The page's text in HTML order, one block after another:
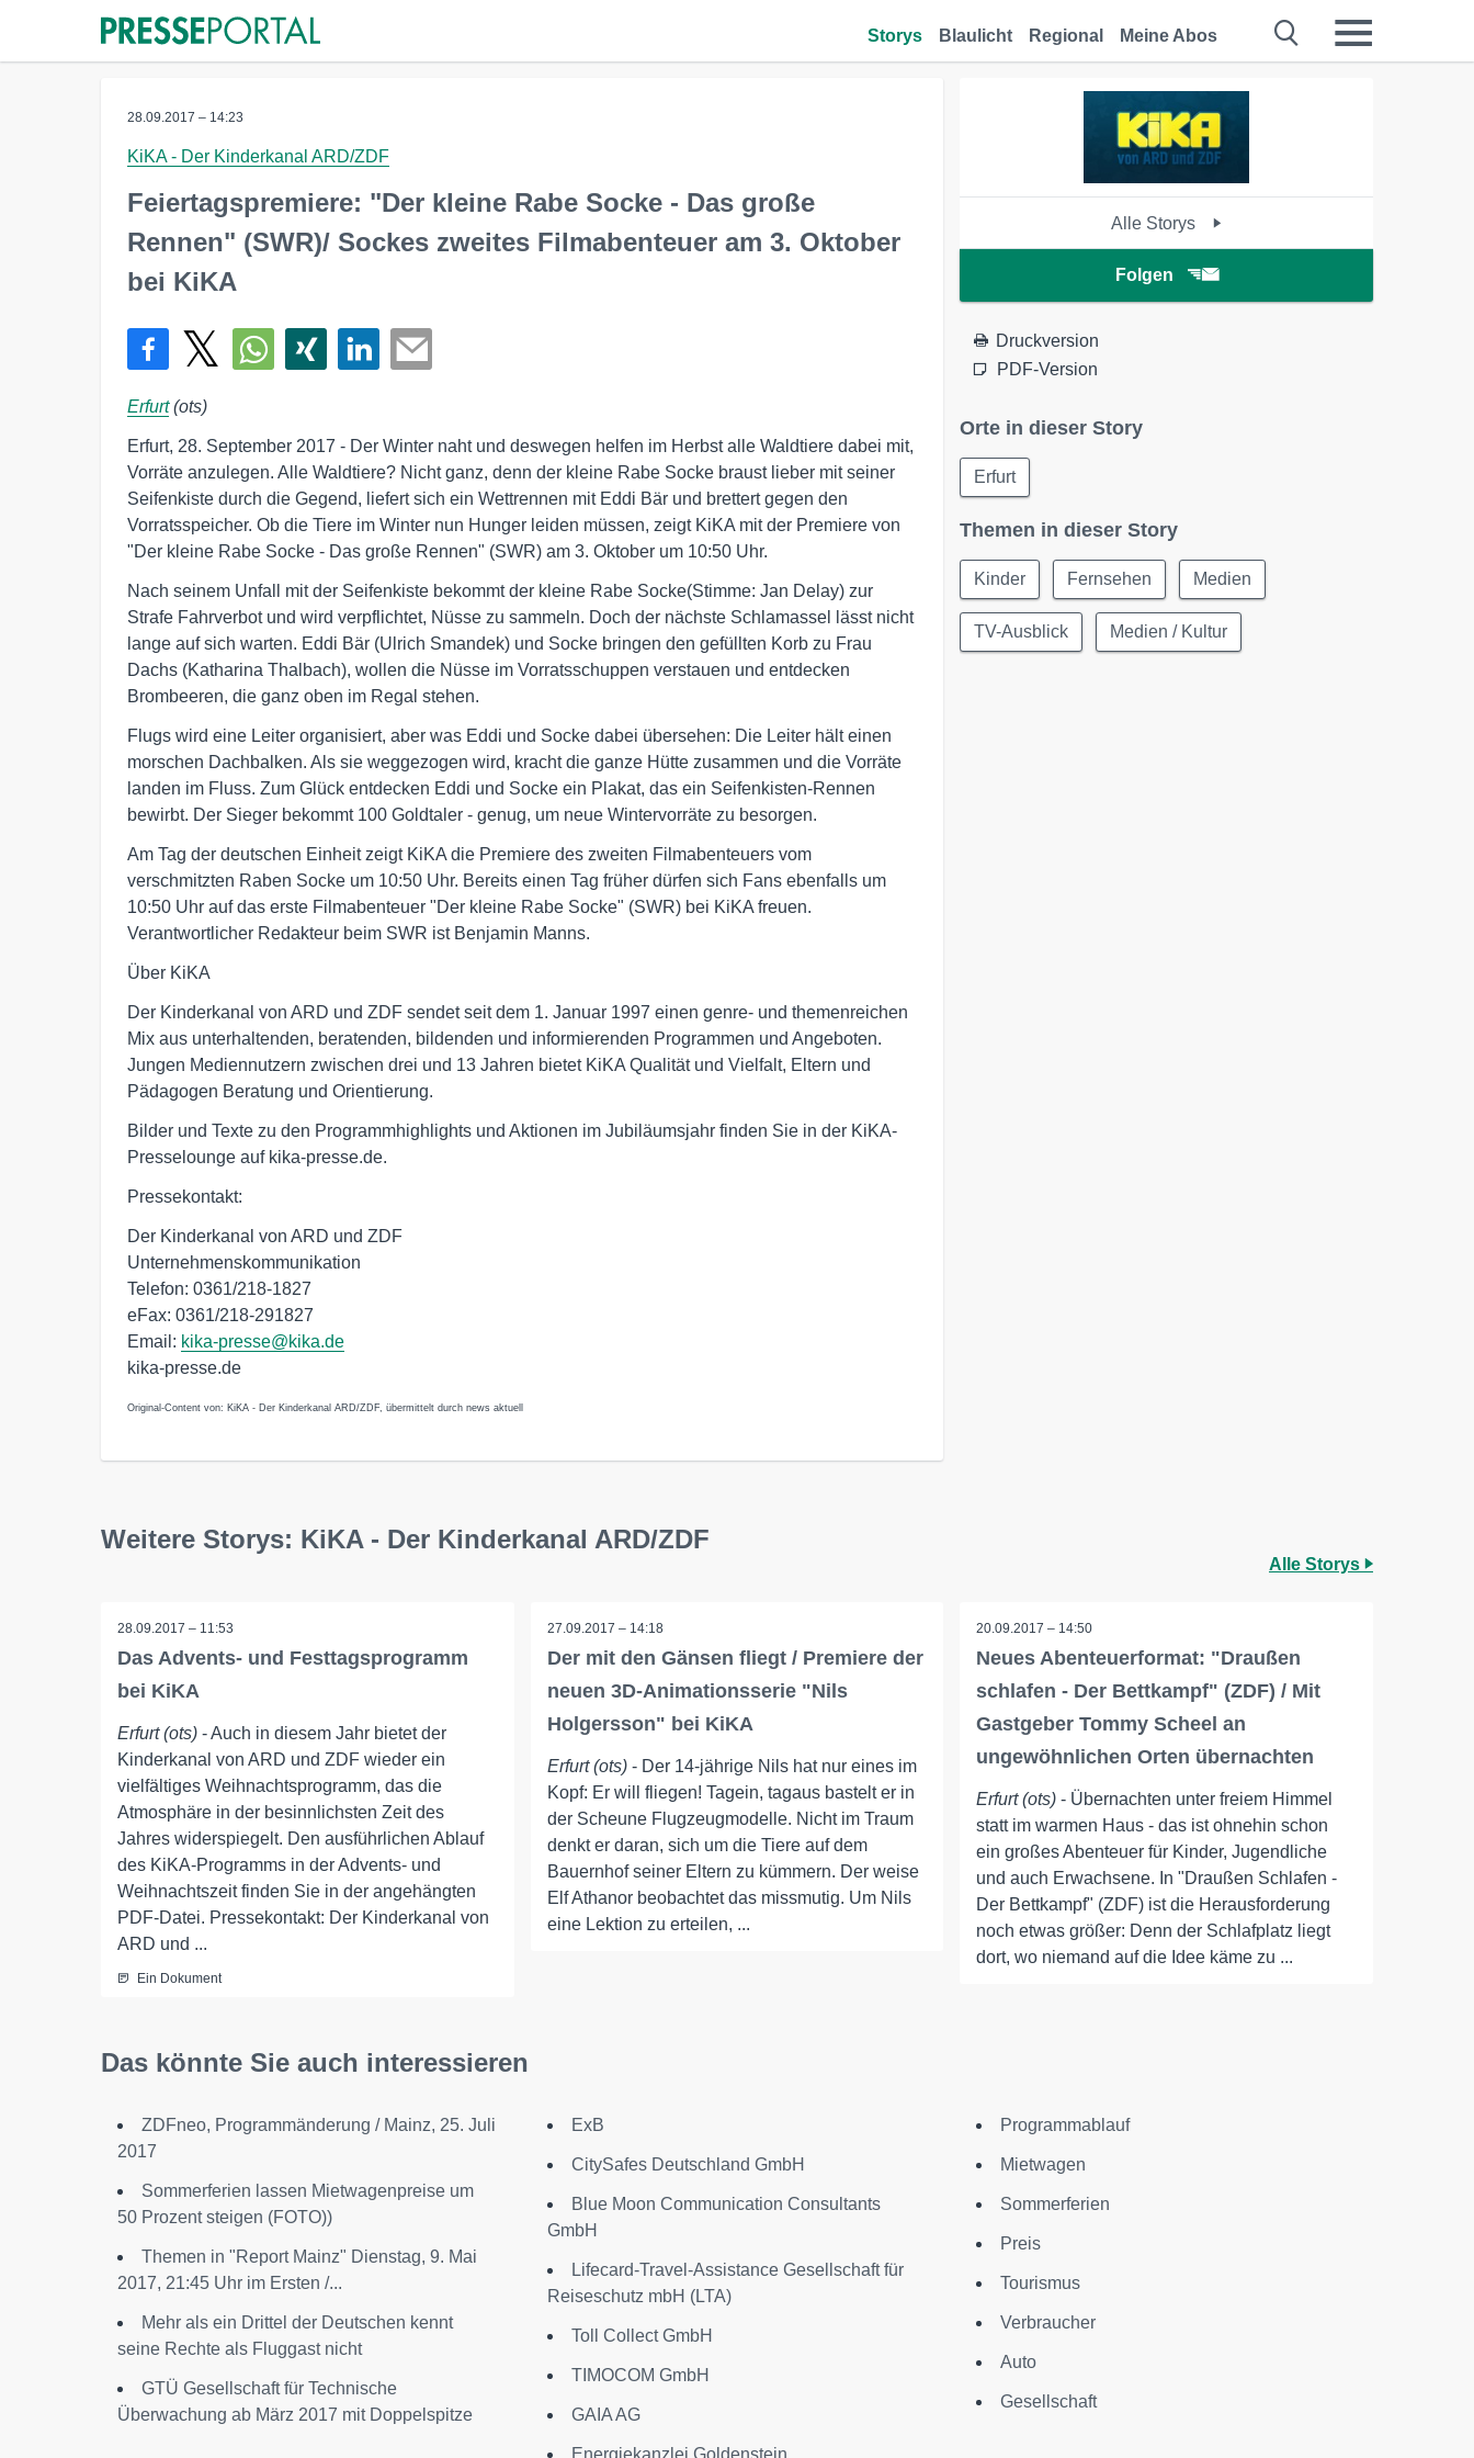
Storys Blaulicht Regional Meine Abos
28.09.2017 – 14:23
KiKA - Der Kinderkanal ARD/ZDF
Feiertagspremiere: "Der kleine Rabe Socke - Das große
Rennen" (SWR)/ Sockes zweites Filmabenteuer am 3. Oktober
bei KiKA
Erfurt(ots)
Erfurt, 28. September 2017 - Der Winter naht und deswegen helfen im Herbst alle Waldtiere dabei mit,
Vorräte anzulegen. Alle Waldtiere? Nicht ganz, denn der kleine Rabe Socke braust lieber mit seiner
Seifenkiste durch die Gegend, liefert sich ein Wettrennen mit Eddi Bär und brettert gegen den
Vorratsspeicher. Ob die Tiere im Winter nun Hunger leiden müssen, zeigt KiKA mit der Premiere von
"Der kleine Rabe Socke - Das große Rennen" (SWR) am 3. Oktober um 10:50 Uhr.
Nach seinem Unfall mit der Seifenkiste bekommt der kleine Rabe Socke(Stimme: Jan Delay) zur
Strafe Fahrverbot und wird verpflichtet, Nüsse zu sammeln. Doch der nächste Schlamassel lässt nicht
lange auf sich warten. Eddi Bär (Ulrich Smandek) und Socke bringen den gefüllten Korb zu Frau
Dachs (Katharina Thalbach), wollen die Nüsse im Vorratsschuppen verstauen und entdecken
Brombeeren, die ganz oben im Regal stehen.
Flugs wird eine Leiter organisiert, aber was Eddi und Socke dabei übersehen: Die Leiter hält einen
morschen Dachbalken. Als sie weggezogen wird, kracht die ganze Hütte zusammen und die Vorräte
landen im Fluss. Zum Glück entdecken Eddi und Socke ein Plakat, das ein Seifenkisten-Rennen
bewirbt. Der Sieger bekommt 100 Goldtaler - genug, um neue Wintervorräte zu besorgen.
Am Tag der deutschen Einheit zeigt KiKA die Premiere des zweiten Filmabenteuers vom
verschmitzten Raben Socke um 10:50 Uhr. Bereits einen Tag früher dürfen sich Fans ebenfalls um
10:50 Uhr auf das erste Filmabenteuer "Der kleine Rabe Socke" (SWR) bei KiKA freuen.
Verantwortlicher Redakteur beim SWR ist Benjamin Manns.
Über KiKA
Der Kinderkanal von ARD und ZDF sendet seit dem 1. Januar 1997 einen genre- und themenreichen
Mix aus unterhaltenden, beratenden, bildenden und informierenden Programmen und Angeboten.
Jungen Mediennutzern zwischen drei und 13 Jahren bietet KiKA Qualität und Vielfalt, Eltern und
Pädagogen Beratung und Orientierung.
Bilder und Texte zu den Programmhighlights und Aktionen im Jubiläumsjahr finden Sie in der KiKA-
Presselounge auf kika-presse.de.
Pressekontakt:
Der Kinderkanal von ARD und ZDF
Unternehmenskommunikation
Telefon: 0361/218-1827
eFax: 0361/218-291827
Email: kika-presse@kika.de
kika-presse.de
Original-Content von: KiKA - Der Kinderkanal ARD/ZDF, übermittelt durch news aktuell
Alle Storys
Folgen
Druckversion
PDF-Version
Orte in dieser Story
Erfurt
Themen in dieser Story
Kinder Fernsehen Medien
TV-Ausblick Medien / Kultur
Weitere Storys: KiKA - Der Kinderkanal ARD/ZDF
Alle Storys
28.09.2017 – 11:53
Das Advents- und Festtagsprogramm
bei KiKA
Erfurt (ots) - Auch in diesem Jahr bietet der
Kinderkanal von ARD und ZDF wieder ein
vielfältiges Weihnachtsprogramm, das die
Atmosphäre in der besinnlichsten Zeit des
Jahres widerspiegelt. Den ausführlichen Ablauf
des KiKA-Programms in der Advents- und
Weihnachtszeit finden Sie in der angehängten
PDF-Datei. Pressekontakt: Der Kinderkanal von
ARD und ...
Ein Dokument
27.09.2017 – 14:18
Der mit den Gänsen fliegt / Premiere der
neuen 3D-Animationsserie "Nils
Holgersson" bei KiKA
Erfurt (ots)- Der 14-jährige Nils hat nur eines im
Kopf: Er will fliegen! Tagein, tagaus bastelt er in
der Scheune Flugzeugmodelle. Nicht im Traum
denkt er daran, sich um die Tiere auf dem
Bauernhof seiner Eltern zu kümmern. Der weise
Elf Athanor beobachtet das missmutig. Um Nils
eine Lektion zu erteilen, ...
20.09.2017 – 14:50
Neues Abenteuerformat: "Draußen
schlafen - Der Bettkampf" (ZDF) / Mit
Gastgeber Tommy Scheel an
ungewöhnlichen Orten übernachten
Erfurt (ots) - Übernachten unter freiem Himmel
statt im warmen Haus - das ist ohnehin schon
ein großes Abenteuer für Kinder, Jugendliche
und auch Erwachsene. In "Draußen Schlafen -
Der Bettkampf" (ZDF) ist die Herausforderung
noch etwas größer: Denn der Schlafplatz liegt
dort, wo niemand auf die Idee käme zu ...
Das könnte Sie auch interessieren
ZDFneo, Programmänderung / Mainz, 25. Juli
2017
Sommerferien lassen Mietwagenpreise um
50 Prozent steigen (FOTO))
Themen in "Report Mainz" Dienstag, 9. Mai
2017, 21:45 Uhr im Ersten /...
Mehr als ein Drittel der Deutschen kennt
seine Rechte als Fluggast nicht
GTÜ Gesellschaft für Technische
Überwachung ab März 2017 mit Doppelspitze
ExB
CitySafes Deutschland GmbH
Blue Moon Communication Consultants
GmbH
Lifecard-Travel-Assistance Gesellschaft für
Reiseschutz mbH (LTA)
Toll Collect GmbH
TIMOCOM GmbH
GAIA AG
Energiekanzlei Goldenstein
Programmablauf
Mietwagen
Sommerferien
Preis
Tourismus
Verbraucher
Auto
Gesellschaft